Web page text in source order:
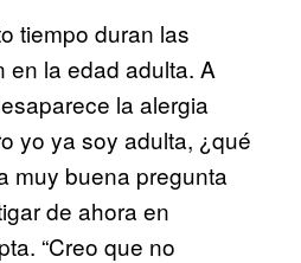
tiempo duran las
en la edad adulta. A
la alergia
yo ya soy adulta, ¿qué
muy buena pregunta
de ahora en
“Creo que no